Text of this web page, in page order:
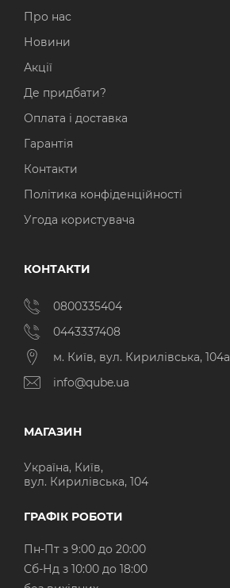
Про нас
Новини
Акції
Де придбати?
Оплата і доставка
Гарантія
Контакти
Політика конфіденційності
Угода користувача
КОНТАКТИ
0800335404
0443337408
м. Київ, вул. Кирилівська, 104а
info@qube.ua
МАГАЗИН
Україна, Київ,
вул. Кирилівська, 104
ГРАФІК РОБОТИ
Пн-Пт з 9:00 до 20:00
Cб-Нд з 10:00 до 18:00